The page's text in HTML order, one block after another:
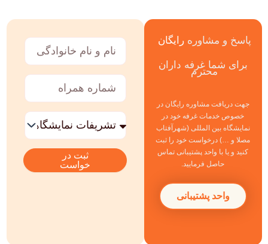
پاسخ و مشاورهرایگان
برای شما غرفه داران
محترم
جهت دریافت مشاوره رایگان در
خصوص خدمات غرفه خود در
نمایشگاه بین المللی (شهرآفتاب
مصلا و …) درخواست خود را ثبت
کنید و یا با واحد پشتیبانی تماس
حاصل فرمایید.
واحد پشتیبانی
نام
نام
خانوادگی
شماره
همراه
خدمات
مورد
نظر
ثبت در
خواست